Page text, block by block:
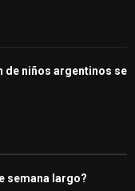
de niños argentinos se
semana largo?